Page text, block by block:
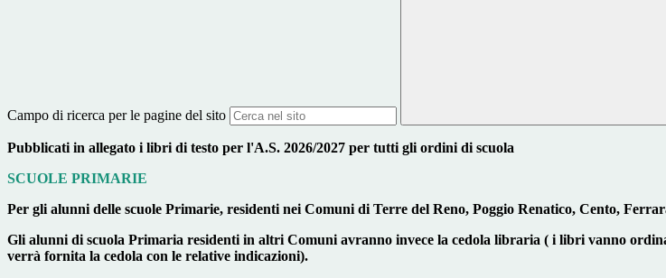
Campo di ricerca per le pagine del sito
Pubblicati in allegato i libri di testo per l'A.S. 2026/2027 per tutti gli ordini di scuola
SCUOLE PRIMARIE
Per gli alunni delle scuole Primarie, residenti nei Comuni di Terre del Reno, Poggio Renatico, Cento,
Gli alunni di scuola Primaria residenti in altri Comuni avranno invece la cedola libraria ( i libri vanno
verrà fornita la cedola con le relative indicazioni).